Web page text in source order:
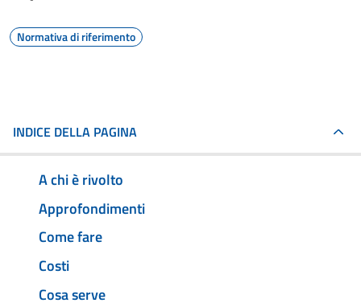
Normativa di riferimento
INDICE DELLA PAGINA
A chi è rivolto
Approfondimenti
Come fare
Costi
Cosa serve